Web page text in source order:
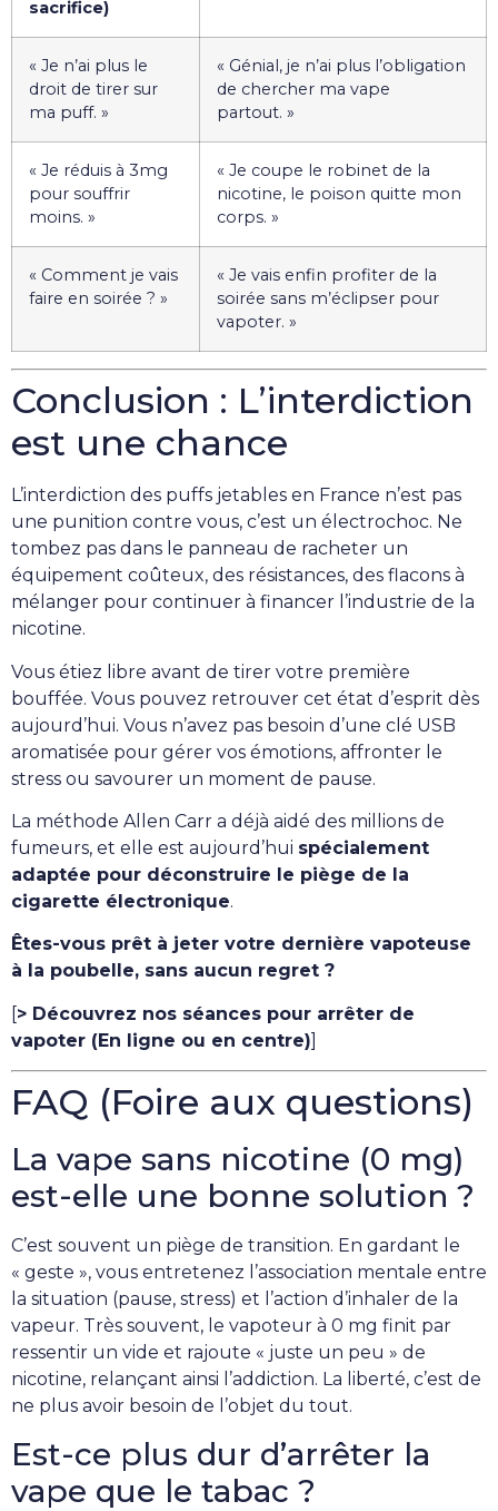
sacrifice)
« Je n’ai plus le
droit de tirer sur
ma puff. »
« Génial, je n’ai plus l’obligation
de chercher ma vape
partout. »
« Je réduis à 3mg
pour souffrir
moins. »
« Je coupe le robinet de la
nicotine, le poison quitte mon
corps. »
« Comment je vais
faire en soirée ? »
« Je vais enfin profiter de la
soirée sans m’éclipser pour
vapoter. »
Conclusion : L’interdiction
est une chance
L’interdiction des puffs jetables en France n’est pas
une punition contre vous, c’est un électrochoc. Ne
tombez pas dans le panneau de racheter un
équipement coûteux, des résistances, des flacons à
mélanger pour continuer à financer l’industrie de la
nicotine.
Vous étiez libre avant de tirer votre première
bouffée. Vous pouvez retrouver cet état d’esprit dès
aujourd’hui. Vous n’avez pas besoin d’une clé USB
aromatisée pour gérer vos émotions, affronter le
stress ou savourer un moment de pause.
La méthode Allen Carr a déjà aidé des millions de
fumeurs, et elle est aujourd’hui spécialement
adaptée pour déconstruire le piège de la
cigarette électronique.
Êtes-vous prêt à jeter votre dernière vapoteuse
à la poubelle, sans aucun regret ?
[> Découvrez nos séances pour arrêter de
vapoter (En ligne ou en centre)]
FAQ (Foire aux questions)
La vape sans nicotine (0 mg)
est-elle une bonne solution ?
C’est souvent un piège de transition. En gardant le
« geste », vous entretenez l’association mentale entre
la situation (pause, stress) et l’action d’inhaler de la
vapeur. Très souvent, le vapoteur à 0 mg finit par
ressentir un vide et rajoute « juste un peu » de
nicotine, relançant ainsi l’addiction. La liberté, c’est de
ne plus avoir besoin de l’objet du tout.
Est-ce plus dur d’arrêter la
vape que le tabac ?